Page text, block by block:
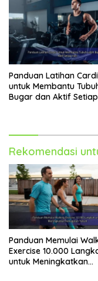
Panduan Latihan
untuk Membantu
Bugar dan Aktif
Rekomendasi
Panduan Memulai
Exercise 10.000
untuk Meningkatkan